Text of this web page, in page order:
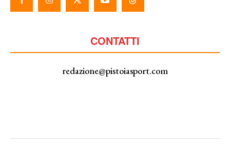
CONTATTI
redazione@pistoiasport.com